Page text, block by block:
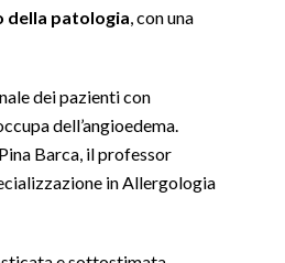
della patologia, con una
dei pazienti con
dell’angioedema.
Barca, il professor
in Allergologia